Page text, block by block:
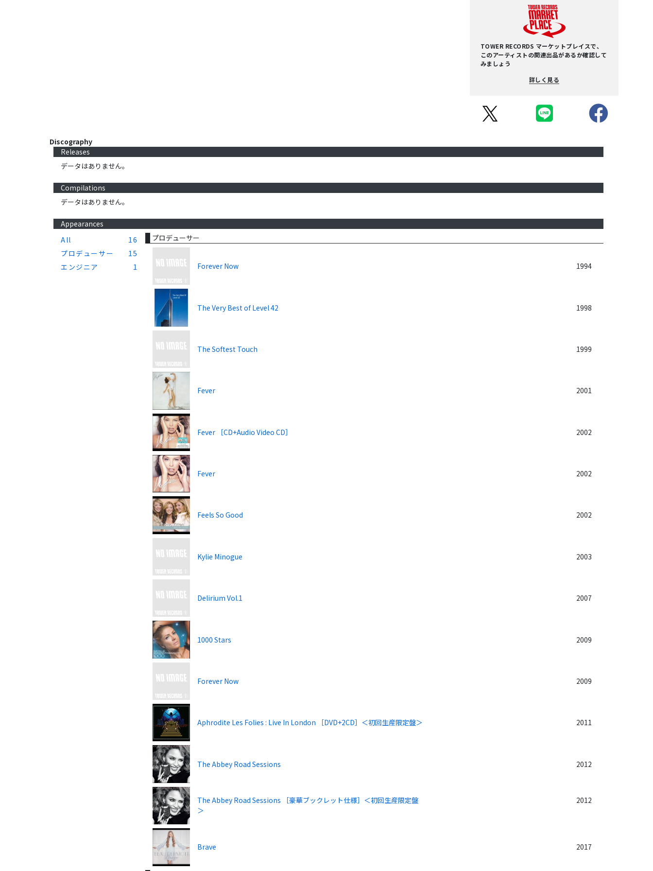
TOWER RECORDS マーケットプレイスで、
このアーティストの関連出品があるか確認して
みましょう
詳しく見る
Discography
Releases
データはありません。
Compilations
データはありません。
Appearances
All
16
プロデューサー
15
エンジニア
1
プロデューサー
Forever Now 1994
The Very Best of Level 42 1998
The Softest Touch 1999
Fever 2001
Fever ［CD+Audio Video CD］ 2002
Fever 2002
Feels So Good 2002
Kylie Minogue 2003
Delirium Vol.1 2007
1000 Stars 2009
Forever Now 2009
Aphrodite Les Folies : Live In London ［DVD+2CD］＜初回生産限定盤＞ 2011
The Abbey Road Sessions 2012
The Abbey Road Sessions ［豪華ブックレット仕様］＜初回生産限定盤
＞
2012
Brave 2017